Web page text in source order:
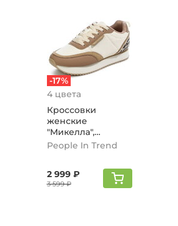
-17%
4 цвета
Кроссовки
женские
"Микелла",
Бежевый
People In Trend
2 999 ₽
3 599 ₽